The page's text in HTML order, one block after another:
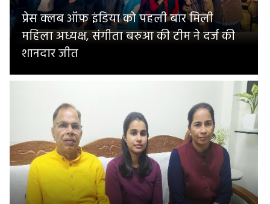
प्रेस क्लब ऑफ इंडिया को पहली बार मिली
महिला अध्यक्ष, संगीता बरुआ की टीम ने दर्ज की
शानदार जीत